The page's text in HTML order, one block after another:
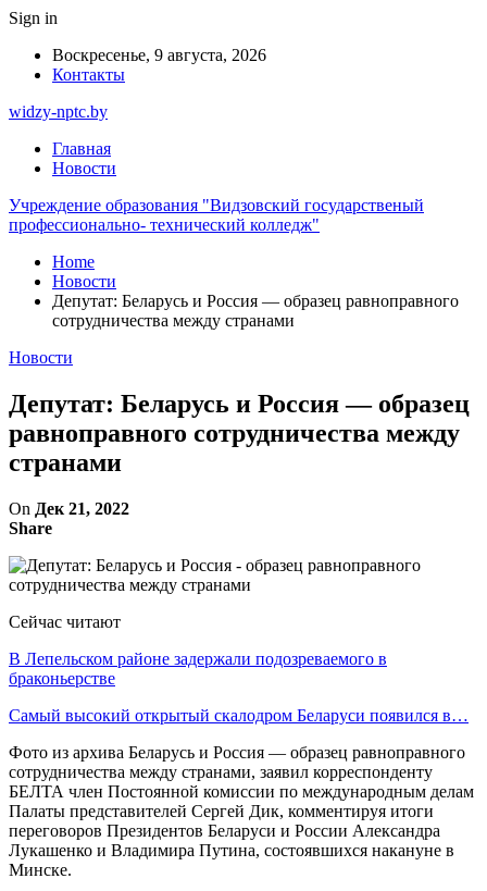
Sign in
Воскресенье, 9 августа, 2026
Контакты
widzy-nptc.by
Главная
Новости
Учреждение образования "Видзовский государственый
профессионально- технический колледж"
Home
Новости
Депутат: Беларусь и Россия — образец равноправного
сотрудничества между странами
Новости
Депутат: Беларусь и Россия — образец
равноправного сотрудничества между
странами
On Дек 21, 2022
Share
Сейчас читают
В Лепельском районе задержали подозреваемого в
браконьерстве
Самый высокий открытый скалодром Беларуси появился в…
Фото из архива Беларусь и Россия — образец равноправного
сотрудничества между странами, заявил корреспонденту
БЕЛТА член Постоянной комиссии по международным делам
Палаты представителей Сергей Дик, комментируя итоги
переговоров Президентов Беларуси и России Александра
Лукашенко и Владимира Путина, состоявшихся накануне в
Минске.